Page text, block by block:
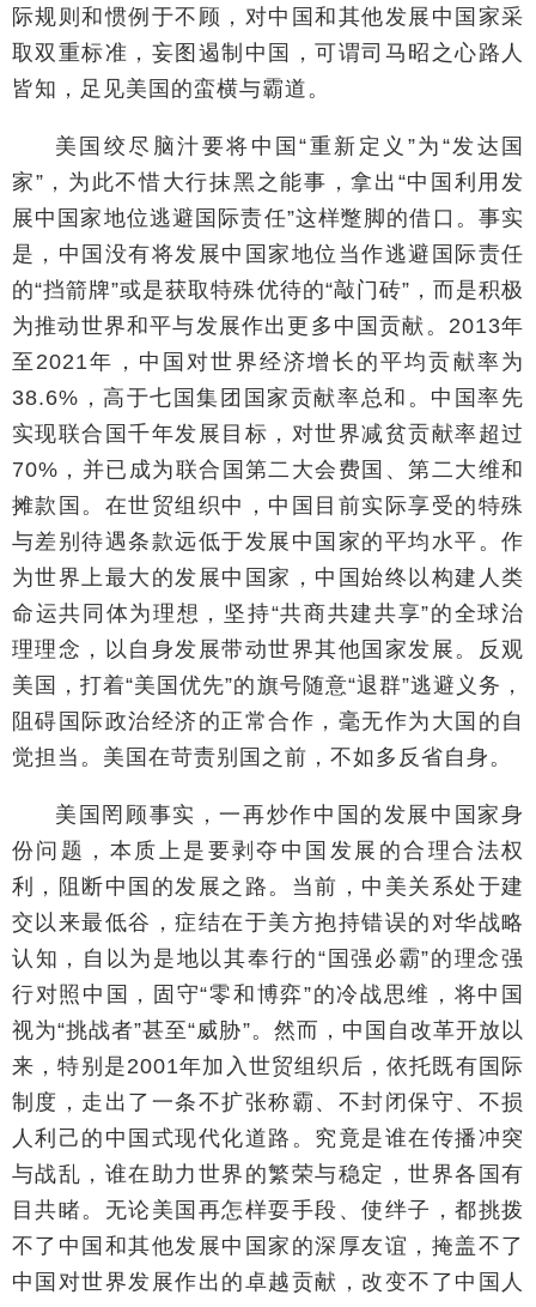
际规则和惯例于不顾，对中国和其他发展中国家采
取双重标准，妄图遏制中国，可谓司马昭之心路人
皆知，足见美国的蛮横与霸道。
美国绞尽脑汁要将中国“重新定义”为“发达国
家”，为此不惜大行抹黑之能事，拿出“中国利用发
展中国家地位逃避国际责任”这样蹩脚的借口。事实
是，中国没有将发展中国家地位当作逃避国际责任
的“挡箭牌”或是获取特殊优待的“敲门砖”，而是积极
为推动世界和平与发展作出更多中国贡献。2013年
至2021年，中国对世界经济增长的平均贡献率为
38.6%，高于七国集团国家贡献率总和。中国率先
实现联合国千年发展目标，对世界减贫贡献率超过
70%，并已成为联合国第二大会费国、第二大维和
摊款国。在世贸组织中，中国目前实际享受的特殊
与差别待遇条款远低于发展中国家的平均水平。作
为世界上最大的发展中国家，中国始终以构建人类
命运共同体为理想，坚持“共商共建共享”的全球治
理理念，以自身发展带动世界其他国家发展。反观
美国，打着“美国优先”的旗号随意“退群”逃避义务，
阻碍国际政治经济的正常合作， 毫无作为大国的自
觉担当。美国在苛责别国之前，不如多反省自身。
美国罔顾事实，一再炒作中国的发展中国家身
份问题，本质上是要剥夺中国发展的合理合法权
利，阻断中国的发展之路。当前，中美关系处于建
交以来最低谷，症结在于美方抱持错误的对华战略
认知，自以为是地以其奉行的“国强必霸”的理念强
行对照中国，固守“零和博弈”的冷战思维，将中国
视为“挑战者”甚至“威胁”。然而，中国自改革开放以
来，特别是2001年加入世贸组织后，依托既有国际
制度，走出了一条不扩张称霸、不封闭保守、不损
人利己的中国式现代化道路。究竟是谁在传播冲突
与战乱，谁在助力世界的繁荣与稳定，世界各国有
目共睹。无论美国再怎样耍手段、使绊子，都挑拨
不了中国和其他发展中国家的深厚友谊，掩盖不了
中国对世界发展作出的卓越贡献，改变不了中国人